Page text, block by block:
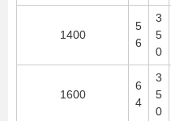
1400
5
6
3
5
0
1600
6
4
3
5
0